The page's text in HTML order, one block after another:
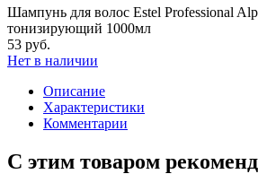
Шампунь для волос Estel Professional
тонизирующий 1000мл
53 руб.
Нет в наличии
Описание
Характеристики
Комментарии
С этим товаром